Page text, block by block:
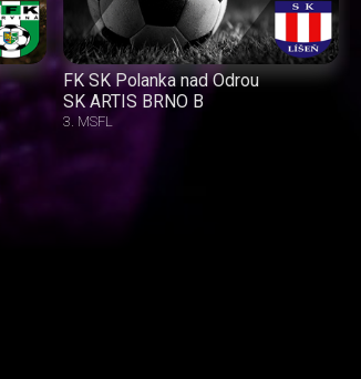
FK SK Polanka nad Odrou
SK ARTIS BRNO B
3. MSFL